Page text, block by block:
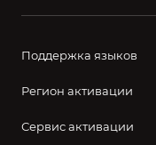
Поддержка языков
Регион активации
Сервис активации